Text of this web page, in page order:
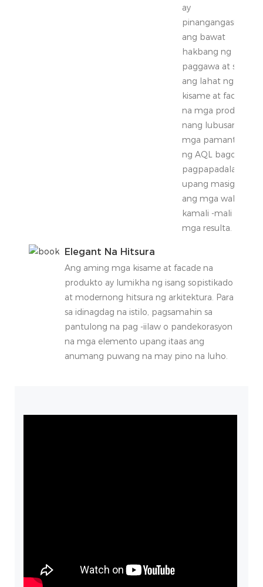
ay
pinangangasiwaan
ang bawat
hakbang ng
paggawa at sinuri
ang lahat ng mga
kisame at facade
na mga produkto
nang lubusan sa
mga pamantayan
ng AQL bago ang
pagpapadala
upang masiguro
ang mga walang
kamali -mali na
mga resulta.
Elegant Na Hitsura
Ang aming mga kisame at facade na
produkto ay lumikha ng isang sopistikado
at modernong hitsura ng arkitektura. Para
sa idinagdag na istilo, pagsamahin sa
pantulong na pag -iilaw o pandekorasyon
na mga elemento upang itaas ang
anumang puwang na may pino na luho.